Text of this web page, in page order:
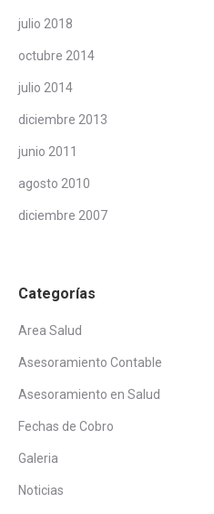
julio 2018
octubre 2014
julio 2014
diciembre 2013
junio 2011
agosto 2010
diciembre 2007
Categorías
Area Salud
Asesoramiento Contable
Asesoramiento en Salud
Fechas de Cobro
Galeria
Noticias